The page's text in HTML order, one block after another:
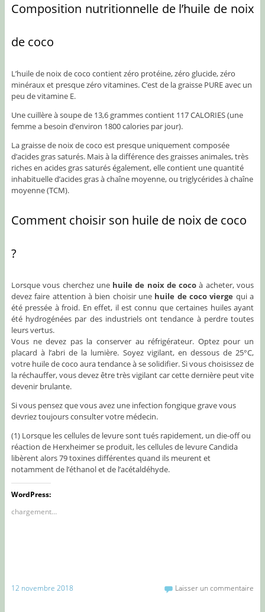
Composition nutritionnelle de l’huile de noix
de coco
L’huile de noix de coco contient zéro protéine, zéro glucide, zéro
minéraux et presque zéro vitamines. C’est de la graisse PURE avec un
peu de vitamine E.
Une cuillère à soupe de 13,6 grammes contient 117 CALORIES (une
femme a besoin d’environ 1800 calories par jour).
La graisse de noix de coco est presque uniquement composée
d’acides gras saturés. Mais à la différence des graisses animales, très
riches en acides gras saturés également, elle contient une quantité
inhabituelle d’acides gras à chaîne moyenne, ou triglycérides à chaîne
moyenne (TCM).
Comment choisir son huile de noix de coco
?
Lorsque vous cherchez une huile de noix de coco à acheter, vous
devez faire attention à bien choisir une huile de coco vierge qui a
été pressée à froid. En effet, il est connu que certaines huiles ayant
été hydrogénées par des industriels ont tendance à perdre toutes
leurs vertus.
Vous ne devez pas la conserver au réfrigérateur. Optez pour un
placard à l’abri de la lumière. Soyez vigilant, en dessous de 25°C,
votre huile de coco aura tendance à se solidifier. Si vous choisissez de
la réchauffer, vous devez être très vigilant car cette dernière peut vite
devenir brulante.
Si vous pensez que vous avez une infection fongique grave vous
devriez toujours consulter votre médecin.
(1) Lorsque les cellules de levure sont tués rapidement, un die-off ou
réaction de Herxheimer se produit, les cellules de levure Candida
libèrent alors 79 toxines différentes quand ils meurent et
notamment de l’éthanol et de l’acétaldéhyde.
WordPress:
chargement…
12 novembre 2018 Laisser un commentaire